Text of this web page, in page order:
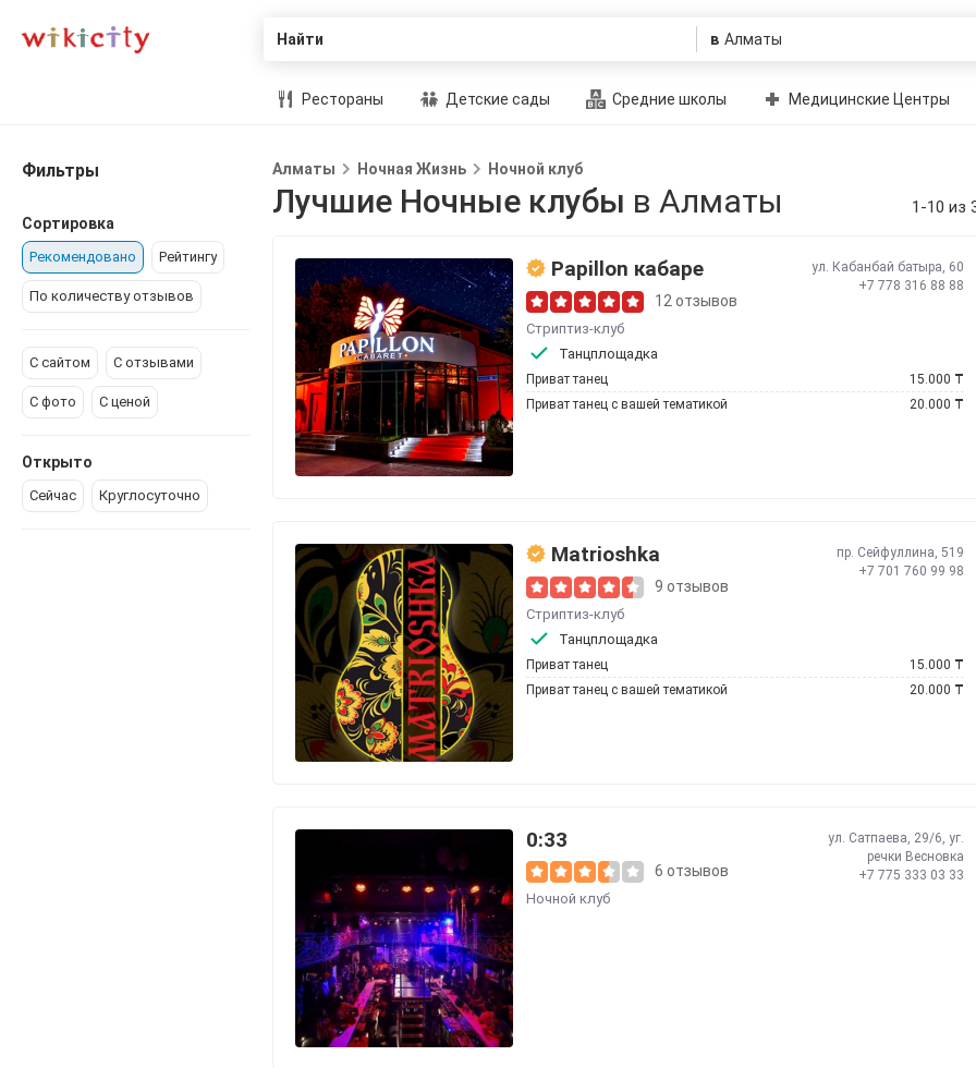
Найти в
Рестораны Детские сады Средние школы Медицинские Центры
Фильтры
Сортировка
Рекомендовано Рейтингу
По количеству отзывов
С сайтом С отзывами
С фото С ценой
Открыто
Сейчас Круглосуточно
Алматы Ночная Жизнь Ночной клуб
Лучшие Ночные клубы в Алматы 1-10 из
Papillon кабаре
12 отзывов
Стриптиз-клуб
ул. Кабанбай батыра, 60
+7 778 316 88 88
Танцплощадка
Приват танец 15.000 ₸
Приват танец с вашей тематикой
20.000 ₸
Matrioshka
9 отзывов
Стриптиз-клуб
пр. Сейфуллина, 519
+7 701 760 99 98
Танцплощадка
Приват танец 15.000 ₸
Приват танец с вашей тематикой
20.000 ₸
0:33
6 отзывов
Ночной клуб
ул. Сатпаева, 29/6, уг.
речки Весновка
+7 775 333 03 33